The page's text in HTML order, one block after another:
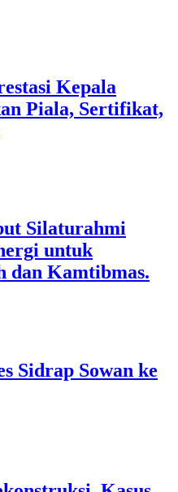
Kepala
Piala, Sertifikat,
Silaturahmi
untuk
dan Kamtibmas.
Sidrap Sowan ke